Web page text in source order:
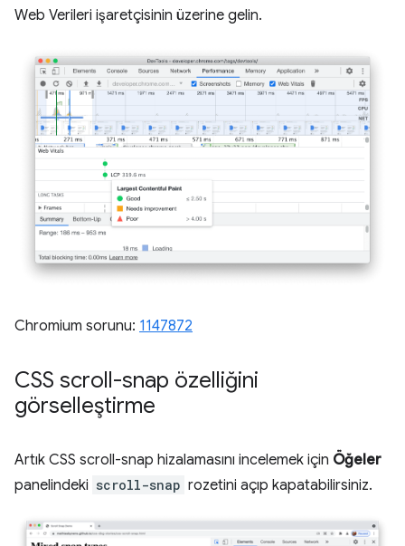
Web Verileri işaretçisinin üzerine gelin.
Chromium sorunu: 1147872
CSS scroll-snap özelliğini
görselleştirme
Artık CSS scroll-snap hizalamasını incelemek için Öğeler
panelindeki scroll-snap rozetini açıp kapatabilirsiniz.